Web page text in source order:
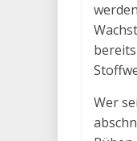
Wer